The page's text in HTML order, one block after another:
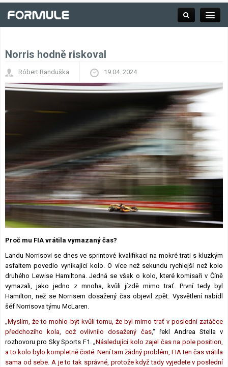
Závodní série
Kalendář F1
Výsledky F1
Týmy a jezdci F1
Okruhy F1
Norris hodně riskoval
Róbert Randuška 19.04. 2024
Proč mu FIA vrátila vymazaný čas?
Landu Norrisovi se dnes ve sprintové kvalifikaci na mokré trati s kluzkým
asfaltem povedlo vynikající kolo. O více než sekundu rychlejší než kolo
druhého Lewise Hamiltona. Jedná se však o kolo, které komisaři v Číně
vymazali, jako jedno z mnoha, kvůli jízdě mimo trať. První tedy byl
Hamilton, než se Norrisem dosažený čas objevil zpět. Vysvětlení nabídl
šéf Norrisova týmu McLaren.
„Myslím, že to mohlo být kvůli tomu, že byl mimo trať v poslední zatáčce
předchozího kola, což ovlivnilo dosažený čas,“ řekl Andrea Stella v
rozhovoru pro Sky Sports F1. „Následující kolo zajel čas na pole position,
a to kolo bylo kompletně čisté. Není tam žádný problém, FIA ten čas vrátila
sama od sebe. A je to tak správné, protože když tady vyjedete v poslední